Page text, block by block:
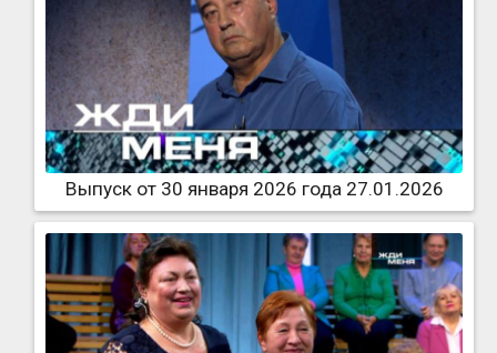
Выпуск от 30 января 2026 года 27.01.2026